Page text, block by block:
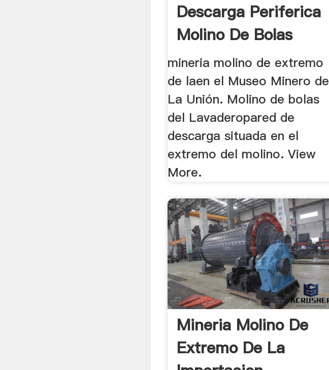
Descarga Periferica
Molino De Bolas
mineria molino de extremo
de laen el Museo Minero de
La Unión. Molino de bolas
del Lavaderopared de
descarga situada en el
extremo del molino. View
More.
Mineria Molino De
Extremo De La